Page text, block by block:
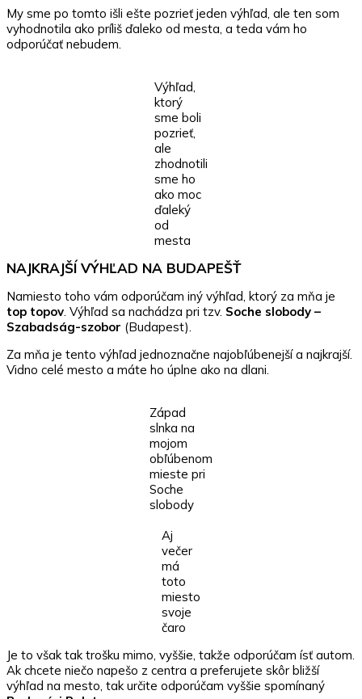
My sme po tomto išli ešte pozrieť jeden výhľad, ale ten som
vyhodnotila ako príliš ďaleko od mesta, a teda vám ho
odporúčať nebudem.
Výhľad,
ktorý
sme boli
pozrieť,
ale
zhodnotili
sme ho
ako moc
ďaleký
od
mesta
NAJKRAJŠÍ VÝHĽAD NA BUDAPEŠŤ
Namiesto toho vám odporúčam iný výhľad, ktorý za mňa je
top topov. Výhľad sa nachádza pri tzv. Soche slobody –
Szabadság-szobor (Budapest).
Za mňa je tento výhľad jednoznačne najobľúbenejší a najkrajší.
Vidno celé mesto a máte ho úplne ako na dlani.
Západ
slnka na
mojom
obľúbenom
mieste pri
Soche
slobody
Aj
večer
má
toto
miesto
svoje
čaro
Je to však tak trošku mimo, vyššie, takže odporúčam ísť autom.
Ak chcete niečo napešo z centra a preferujete skôr bližší
výhľad na mesto, tak určite odporúčam vyššie spomínaný